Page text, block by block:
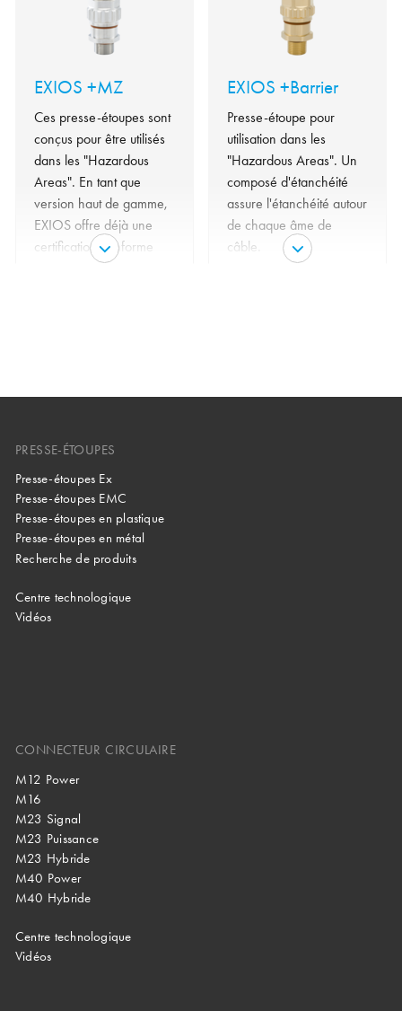
EXIOS +MZ
Ces presse-étoupes sont
conçus pour être utilisés
dans les "Hazardous
Areas". En tant que
version haut de gamme,
EXIOS offre déjà une
certification conforme
aux dernières normes
EXIOS +Barrier
Presse-étoupe pour
utilisation dans les
"Hazardous Areas". Un
composé d'étanchéité
assure l'étanchéité autour
de chaque âme de
câble.
PRESSE-ÉTOUPES
Presse-étoupes Ex
Presse-étoupes EMC
Presse-étoupes en plastique
Presse-étoupes en métal
Recherche de produits
Centre technologique
Vidéos
CONNECTEUR CIRCULAIRE
M12 Power
M16
M23 Signal
M23 Puissance
M23 Hybride
M40 Power
M40 Hybride
Centre technologique
Vidéos